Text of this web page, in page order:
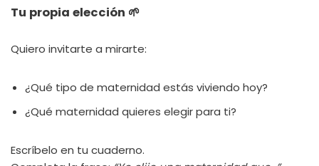
Tu propia elección 🌱
Quiero invitarte a mirarte:
¿Qué tipo de maternidad estás viviendo hoy?
¿Qué maternidad quieres elegir para ti?
Escríbelo en tu cuaderno.